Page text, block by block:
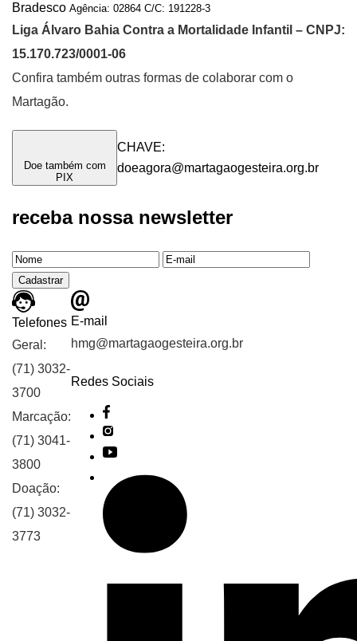
Bradesco Agência: 02864 C/C: 191228-3
Liga Álvaro Bahia Contra a Mortalidade Infantil – CNPJ:
15.170.723/0001-06
Confira também outras formas de colaborar com o
Martagão.
Doe também com
PIX
CHAVE:
doeagora@martagaogesteira.org.br
receba nossa newsletter
Telefones
Geral:
(71) 3032-
3700
Marcação:
(71) 3041-
3800
Doação:
(71) 3032-
3773
E-mail
hmg@martagaogesteira.org.br
Redes Sociais